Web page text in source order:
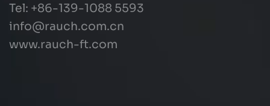
Tel: +86-139-1088 5593
info@rauch.com.cn
www.rauch-ft.com